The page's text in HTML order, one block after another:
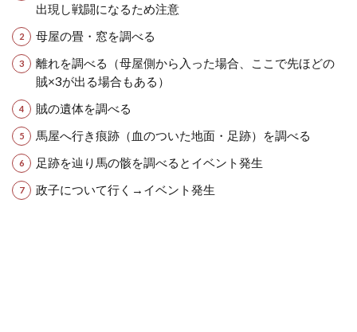
出現し戦闘になるため注意
母屋の畳・窓を調べる
離れを調べる（母屋側から入った場合、ここで先ほどの
賊×3が出る場合もある）
賊の遺体を調べる
馬屋へ行き痕跡（血のついた地面・足跡）を調べる
足跡を辿り馬の骸を調べるとイベント発生
政子について行く→イベント発生